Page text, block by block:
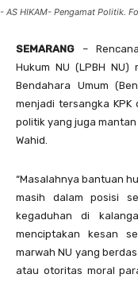
- AS HIKAM- Pengamat Politik.
SEMARANG–
Hukum NU (LPBH NU)
Bendahara Umum
menjadi tersangka KPK
politik yang juga
Wahid.
“Masalahnya bantuan
masih dalam posisi
kegaduhan di
menciptakan kesan
marwah NU yang
atau otoritas moral